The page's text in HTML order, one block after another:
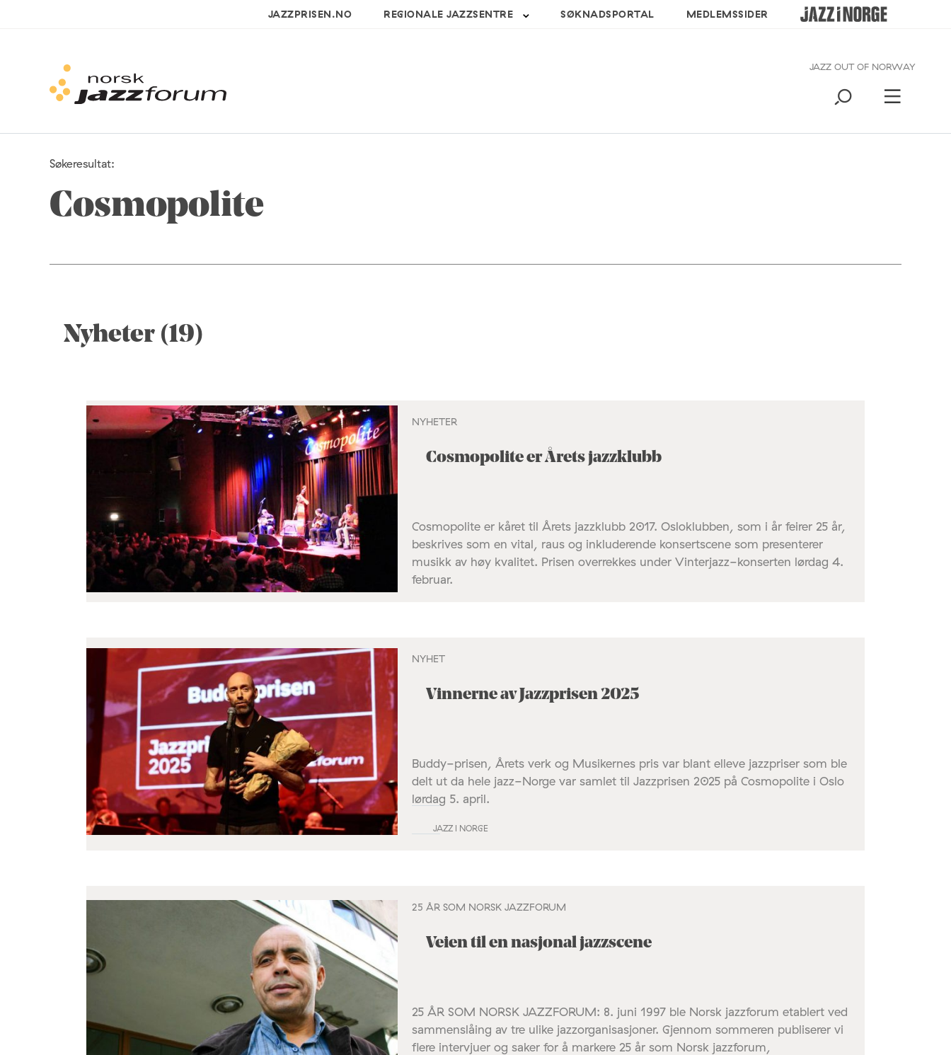
JAZZPRISEN.NO REGIONALE JAZZSENTRE SØKNADSPORTAL MEDLEMSSIDER
JAZZ OUT OF NORWAY
Søkeresultat:
Cosmopolite
Nyheter (19)
NYHETER
Cosmopolite er Årets jazzklubb
Cosmopolite er kåret til Årets jazzklubb 2017. Osloklubben, som i år feirer 25 år,
beskrives som en vital, raus og inkluderende konsertscene som presenterer
musikk av høy kvalitet. Prisen overrekkes under Vinterjazz-konserten lørdag 4.
februar.
NYHET
Vinnerne av Jazzprisen 2025
Buddy-prisen, Årets verk og Musikernes pris var blant elleve jazzpriser som ble
delt ut da hele jazz-Norge var samlet til Jazzprisen 2025 på Cosmopolite i Oslo
lørdag 5. april.
JAZZ I NORGE
25 ÅR SOM NORSK JAZZFORUM
Veien til en nasjonal jazzscene
25 ÅR SOM NORSK JAZZFORUM: 8. juni 1997 ble Norsk jazzforum etablert ved
sammenslåing av tre ulike jazzorganisasjoner. Gjennom sommeren publiserer vi
flere intervjuer og saker for å markere 25 år som Norsk jazzforum,